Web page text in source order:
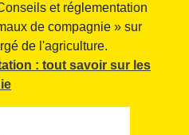
et réglementation
de compagnie » sur
de l'agriculture.
: tout savoir sur les